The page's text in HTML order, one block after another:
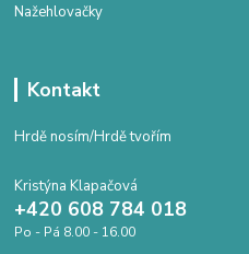
Nažehlovačky
Kontakt
Hrdě nosím/Hrdě tvořím
Kristýna Klapačová
+420 608 784 018
Po - Pá 8.00 - 16.00